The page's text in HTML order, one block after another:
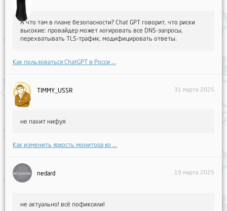
А что там в плане безопасности? Chat GPT говорит, что риски
высокие: провайдер может логировать все DNS-запросы,
перехватывать TLS-трафик, модифицировать ответы.
Как пользоваться ChatGPT в Росси ...
TIMMY_USSR 31 марта 2025
не пахит нифуя
Как изменить яркость монитора ко ...
nedard 19 марта 2025
не актуально! всё пофиксили!